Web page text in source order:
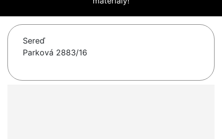
Sereď
Parková 2883/16